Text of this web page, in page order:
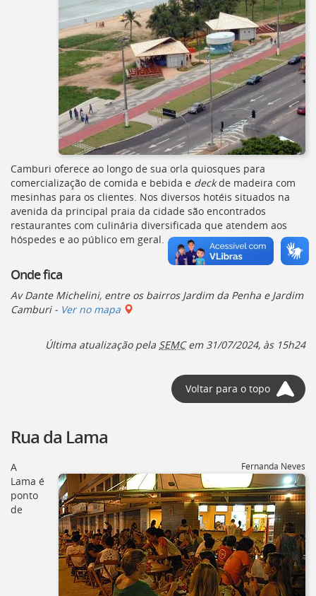
Camburi oferece ao longo de sua orla quiosques para
comercialização de comida e bebida e deckde madeira com
mesinhas para os clientes. Nos diversos hotéis situados na
avenida da principal praia da cidade são encontrados
restaurantes com culinária diversificada que atendem aos
hóspedes e ao público em geral.
Onde fica
Av Dante Michelini, entre os bairros Jardim da Penha e Jardim
Camburi - Ver no mapa
Última atualização pela SEMCem 31/07/2024, às 15h24
Voltar para o topo
Rua da Lama
Fernanda Neves
A
Lama é
ponto
de